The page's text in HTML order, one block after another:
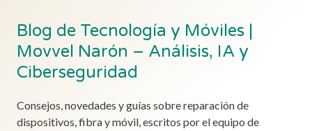
Blog de Tecnología y Móviles |
Movvel Narón – Análisis, IA y
Ciberseguridad
Consejos, novedades y guías sobre reparación de
dispositivos, fibra y móvil, escritos por el equipo de